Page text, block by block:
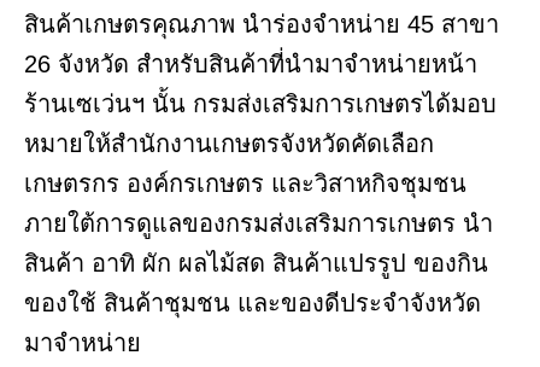
สินค้าเกษตรคุณภาพ นำร่องจำหน่าย 45 สาขา
26 จังหวัด สำหรับสินค้าที่นำมาจำหน่ายหน้า
ร้านเซเว่นฯ นั้น กรมส่งเสริมการเกษตรได้มอบ
หมายให้สำนักงานเกษตรจังหวัดคัดเลือก
เกษตรกร องค์กรเกษตร และวิสาหกิจชุมชน
ภายใต้การดูแลของกรมส่งเสริมการเกษตร นำ
สินค้า อาทิ ผัก ผลไม้สด สินค้าแปรรูป ของกิน
ของใช้ สินค้าชุมชน และของดีประจำจังหวัด
มาจำหน่าย